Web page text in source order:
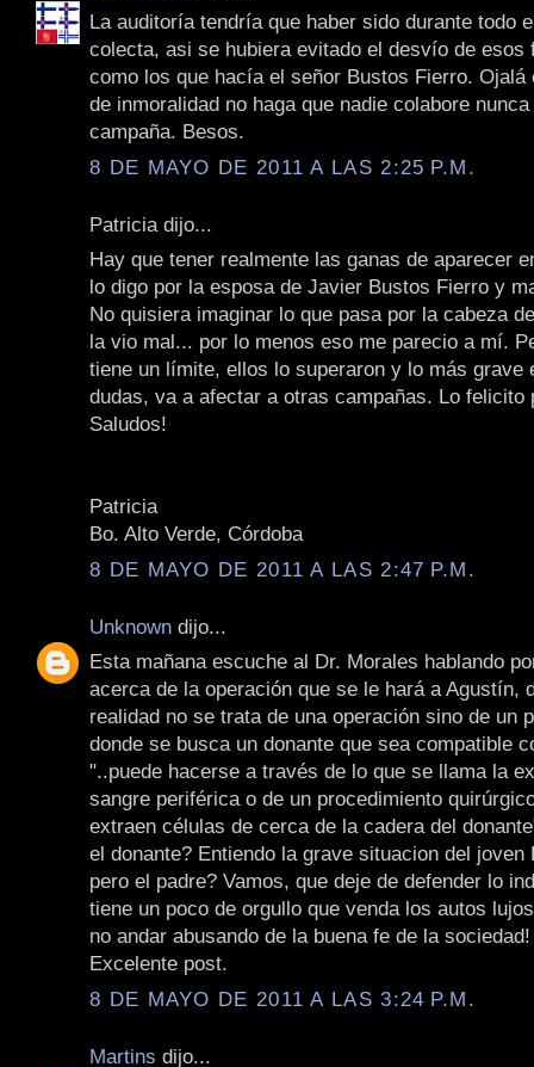
La auditoría tendría que haber sido durante todo
colecta, asi se hubiera evitado el desvío de esos
como los que hacía el señor Bustos Fierro. Ojalá
de inmoralidad no haga que nadie colabore
campaña. Besos.
8 DE MAYO DE 2011 A LAS 2:25 P.M.
Patricia dijo...
Hay que tener realmente las ganas de aparecer
lo digo por la esposa de Javier Bustos Fierro y
No quisiera imaginar lo que pasa por la cabeza
la vio mal... por lo menos eso me parecio a mí.
tiene un límite, ellos lo superaron y lo más grave
dudas, va a afectar a otras campañas. Lo felicito
Saludos!
Patricia
Bo. Alto Verde, Córdoba
8 DE MAYO DE 2011 A LAS 2:47 P.M.
Unknown dijo...
Esta mañana escuche al Dr. Morales hablando
acerca de la operación que se le hará a Agustín,
realidad no se trata de una operación sino de un
donde se busca un donante que sea compatible
"..puede hacerse a través de lo que se llama la
sangre periférica o de un procedimiento
extraen células de cerca de la cadera del
el donante? Entiendo la grave situacion del joven
pero el padre? Vamos, que deje de defender lo
tiene un poco de orgullo que venda los autos
no andar abusando de la buena fe de la sociedad!
Excelente post.
8 DE MAYO DE 2011 A LAS 3:24 P.M.
Martins dijo...